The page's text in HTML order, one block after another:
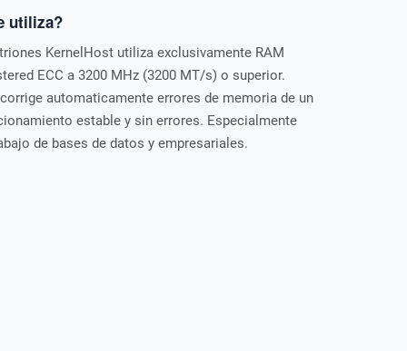
utiliza?
KernelHost utiliza exclusivamente RAM
ECC a 3200 MHz (3200 MT/s) o superior.
automaticamente errores de memoria de un
estable y sin errores. Especialmente
de bases de datos y empresariales.